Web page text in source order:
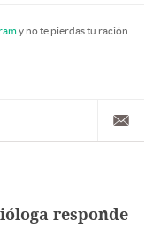
y no te pierdas tu ración
responde